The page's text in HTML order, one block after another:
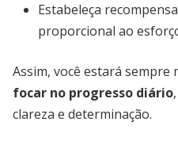
Estabeleça
proporcional ao
Assim, você estará
focar no progresso diário
clareza e determinação.